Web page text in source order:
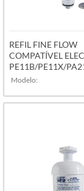
REFIL FINE FLOW
COMPATÍVEL
PE11B/PE11X/
Modelo: